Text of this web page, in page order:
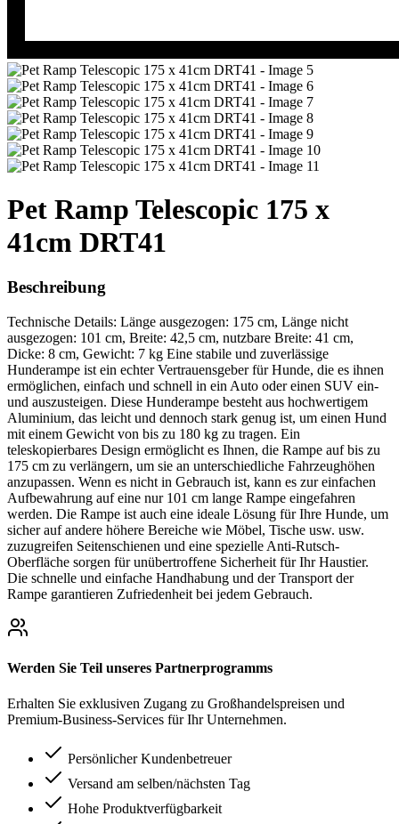
Pet Ramp Telescopic 175 x
41cm DRT41
Beschreibung
Technische Details: Länge ausgezogen: 175 cm, Länge nicht
ausgezogen: 101 cm, Breite: 42,5 cm, nutzbare Breite: 41 cm,
Dicke: 8 cm, Gewicht: 7 kg Eine stabile und zuverlässige
Hunderampe ist ein echter Vertrauensgeber für Hunde, die es ihnen
ermöglichen, einfach und schnell in ein Auto oder einen SUV ein-
und auszusteigen. Diese Hunderampe besteht aus hochwertigem
Aluminium, das leicht und dennoch stark genug ist, um einen Hund
mit einem Gewicht von bis zu 180 kg zu tragen. Ein
teleskopierbares Design ermöglicht es Ihnen, die Rampe auf bis zu
175 cm zu verlängern, um sie an unterschiedliche Fahrzeughöhen
anzupassen. Wenn es nicht in Gebrauch ist, kann es zur einfachen
Aufbewahrung auf eine nur 101 cm lange Rampe eingefahren
werden. Die Rampe ist auch eine ideale Lösung für Ihre Hunde, um
sicher auf andere höhere Bereiche wie Möbel, Tische usw. usw.
zuzugreifen Seitenschienen und eine spezielle Anti-Rutsch-
Oberfläche sorgen für unübertroffene Sicherheit für Ihr Haustier.
Die schnelle und einfache Handhabung und der Transport der
Rampe garantieren Zufriedenheit bei jedem Gebrauch.
Werden Sie Teil unseres Partnerprogramms
Erhalten Sie exklusiven Zugang zu Großhandelspreisen und
Premium-Business-Services für Ihr Unternehmen.
Persönlicher Kundenbetreuer
Versand am selben/nächsten Tag
Hohe Produktverfügbarkeit